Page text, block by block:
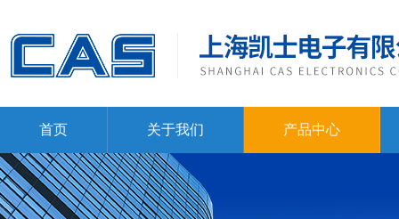
首页 关于我们 产品中心